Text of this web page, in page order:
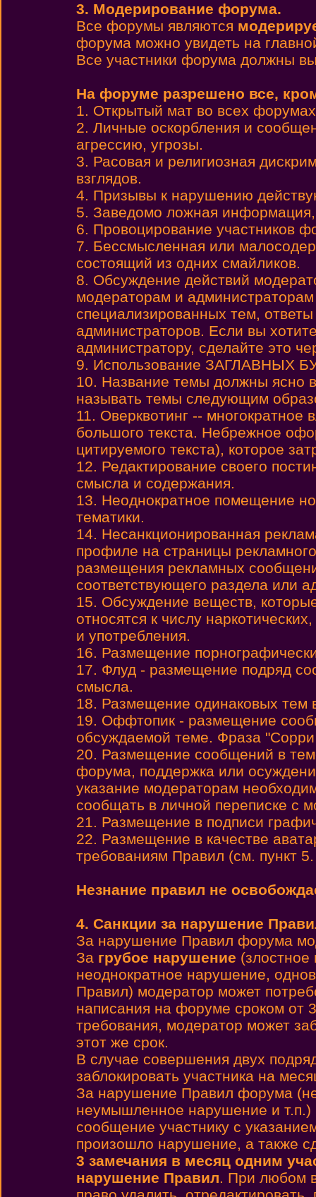
3. Модерирование форума.
Все форумы являются
форума можно увидеть на
Все участники форума должны
На форуме разрешено все,
1. Открытый мат во всех
2. Личные оскорбления и
агрессию, угрозы.
3. Расовая и религиозная
взглядов.
4. Призывы к нарушению
5. Заведомо ложная
6. Провоцирование участников
7. Бессмысленная или
состоящий из одних смайликов.
8. Обсуждение действий
модераторам и
специализированных тем,
администраторов. Если вы
администратору, сделайте это
9. Использование ЗАГЛАВНЫХ
10. Название темы должны ясно
называть темы следующим
11. Оверквотинг --
большого текста. Небрежное
цитируемого текста), которое
12. Редактирование своего
смысла и содержания.
13. Неоднократное помещение
тематики.
14. Несанкционированная
профиле на страницы
размещения рекламных
соответствующего раздела или
15. Обсуждение веществ,
относятся к числу
и употребления.
16. Размещение
17. Флуд - размещение подряд
смысла.
18. Размещение одинаковых тем
19. Оффтопик - размещение
обсуждаемой теме. Фраза
20. Размещение сообщений в
форума, поддержка или
указание модераторам
сообщать в личной переписке с
21. Размещение в подписи
22. Размещение в качестве
требованиям Правил (см. пункт
Незнание правил не
4. Санкции за нарушение
За нарушение Правил форума
За грубое нарушение
неоднократное нарушение,
Правил) модератор может
написания на форуме сроком от
требования, модератор может
этот же срок.
В случае совершения двух
заблокировать участника на
За нарушение Правил форума
неумышленное нарушение и т.п.)
сообщение участнику с
произошло нарушение, а также
3 замечания в месяц одним
нарушение Правил. При любом